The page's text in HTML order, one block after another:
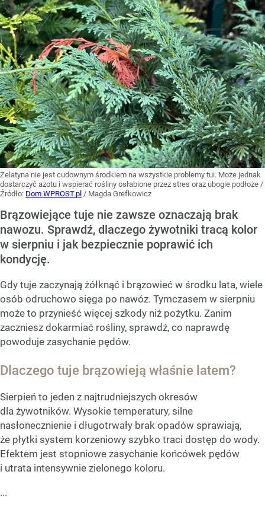
Żelatyna nie jest cudownym środkiem na wszystkie problemy tui. Może jednak
dostarczyć azotu i wspierać rośliny osłabione przez stres oraz ubogie podłoże /
Źródło: Dom WPROST.pl / Magda Grefkowicz
Brązowiejące tuje nie zawsze oznaczają brak
nawozu. Sprawdź, dlaczego żywotniki tracą kolor
w sierpniu i jak bezpiecznie poprawić ich
kondycję.
Gdy tuje zaczynają żółknąć i brązowieć w środku lata, wiele
osób odruchowo sięga po nawóz. Tymczasem w sierpniu
może to przynieść więcej szkody niż pożytku. Zanim
zaczniesz dokarmiać rośliny, sprawdź, co naprawdę
powoduje zasychanie pędów.
Dlaczego tuje brązowieją właśnie latem?
Sierpień to jeden z najtrudniejszych okresów
dla żywotników. Wysokie temperatury, silne
nasłonecznienie i długotrwały brak opadów sprawiają,
że płytki system korzeniowy szybko traci dostęp do wody.
Efektem jest stopniowe zasychanie końcówek pędów
i utrata intensywnie zielonego koloru.
...